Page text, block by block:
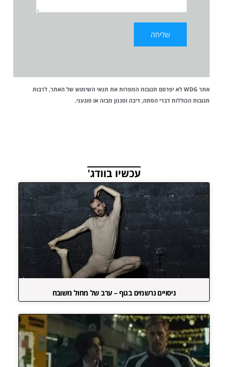
אתר WDG לא יפרסם תגובות המפרות את תנאי השימוש של האתר, לרבות
תגובות הכוללות דברי הסתה, דיבה וסגנון מבזה או פוגעני.
עכשיו בוודג'
ניסויים נרשמים בגוף – ערב של מחול משובח